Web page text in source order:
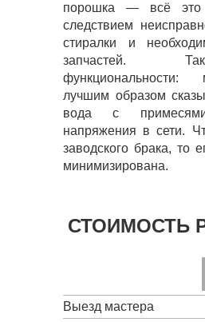
порошка — всё это
следствием
стиралки и
запчастей.
лучшим образом
вода с
напряжения в сети.
заводского брака, то
минимизирована.
СТОИМОСТЬ
Выезд мастера